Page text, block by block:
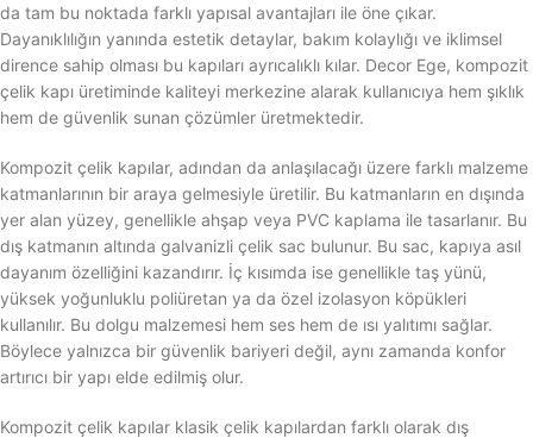
da tam bu noktada farklı yapısal avantajları ile öne çıkar.
Dayanıklılığın yanında estetik detaylar, bakım kolaylığı ve iklimsel
dirence sahip olması bu kapıları ayrıcalıklı kılar. Decor Ege, kompozit
çelik kapı üretiminde kaliteyi merkezine alarak kullanıcıya hem şıklık
hem de güvenlik sunan çözümler üretmektedir.
Kompozit çelik kapılar, adından da anlaşılacağı üzere farklı malzeme
katmanlarının bir araya gelmesiyle üretilir. Bu katmanların en dışında
yer alan yüzey, genellikle ahşap veya PVC kaplama ile tasarlanır. Bu
dış katmanın altında galvanizli çelik sac bulunur. Bu sac, kapıya asıl
dayanım özelliğini kazandırır. İç kısımda ise genellikle taş yünü,
yüksek yoğunluklu poliüretan ya da özel izolasyon köpükleri
kullanılır. Bu dolgu malzemesi hem ses hem de ısı yalıtımı sağlar.
Böylece yalnızca bir güvenlik bariyeri değil, aynı zamanda konfor
artırıcı bir yapı elde edilmiş olur.
Kompozit çelik kapılar klasik çelik kapılardan farklı olarak dış